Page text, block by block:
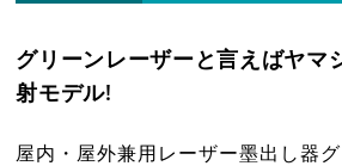
グリーンレーザーと言えばヤマ
射モデル!
屋内・屋外兼用レーザー墨出し器